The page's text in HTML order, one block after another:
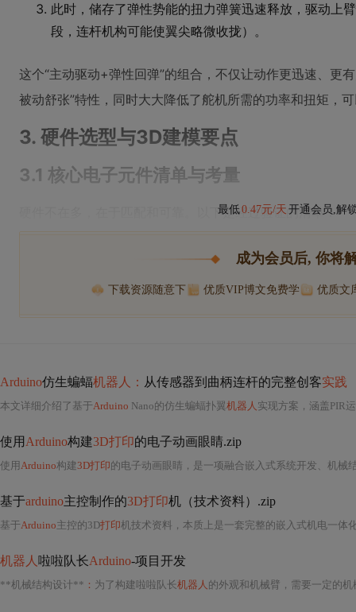
此时，储存了弹性势能的扭力弹簧迅速释放，驱动上
段，连杆机构可能使翼尖略微收拢）。
这个“主动驱动+弹性回弹”的组合，不仅让动作更迅速、更
被动舒张”特性，同时大大降低了舵机所需的功率和扭矩，
3. 硬件选型与3D建模要点
3.1 核心电子元件清单与考量
硬件不在多，在于匹配和可靠。以下是经过验证的清单：
最低0.47元/天 开通会员,解
成为会员后, 你将
下载资源随意下 优质VIP博文免费学 优质文
Arduino仿生蝙蝠机器人： 从传感器到曲柄连杆的完整创客实践
本文详细介绍了基于Arduino Nano的仿生蝙蝠扑翼机器人 实现方案，涵盖PIR运动传感器感知、直流齿轮
使用 Arduino构建3D打印的电子动画眼睛.zip
使用Arduino构建3D打印的电子动画眼睛，是一项融合嵌入式系统开发、机械
基于arduino主控制作的3D打印机（技术资料）.zip
基于Arduino主控的3D打印机技术资料，本质上是一套完整的嵌入式机电一体
机器人 啦啦队长Arduino-项目开发
**机械结构设计** ： 为了构建啦啦队长机器人 的外观和机械臂，需要一定的